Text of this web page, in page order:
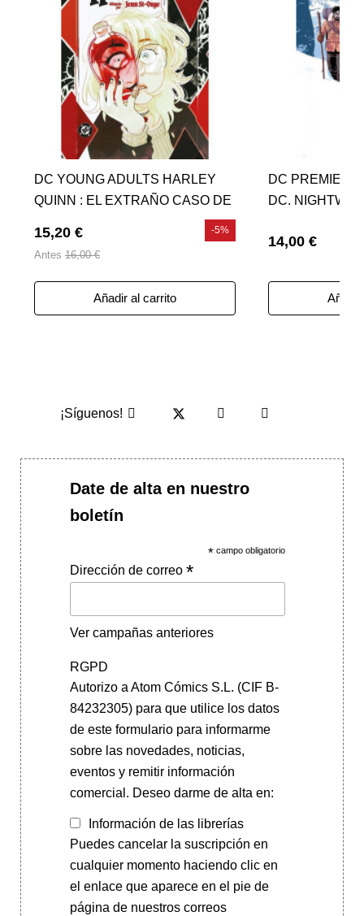
DC YOUNG ADULTS HARLEY
QUINN : EL EXTRAÑO CASO DE
15,20 €
Antes 16,00 €
-5%
Añadir al carrito
DC
DC.
14,00 €
¡Síguenos!
Date de alta en nuestro
boletín
* campo obligatorio
Dirección de correo *
Ver campañas anteriores
RGPD
Autorizo a Atom Cómics S.L. (CIF B-
84232305) para que utilice los datos
de este formulario para informarme
sobre las novedades, noticias,
eventos y remitir información
comercial. Deseo darme de alta en:
Información de las librerías
Puedes cancelar la suscripción en
cualquier momento haciendo clic en
el enlace que aparece en el pie de
página de nuestros correos